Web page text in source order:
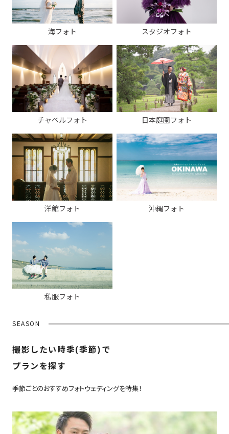
海フォト スタジオフォト
チャペルフォト 日本庭園フォト
洋館フォト 沖縄フォト
私服フォト
SEASON
撮影したい時季(季節)で
プランを探す
季節ごとのおすすめフォトウェディングを特集！